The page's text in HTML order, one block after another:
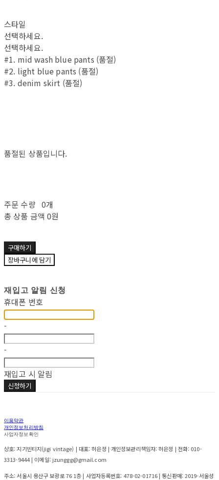
스타일
선택하세요.
선택하세요.
#1. mid wash blue pants (품절)
#2. light blue pants (품절)
#3. denim skirt (품절)
품절된 상품입니다.
주문 수량 0개
총 상품 금액 0원
구매하기
장바구니에 담기
재입고 알림 신청
휴대폰 번호
-
-
재입고 시 알림
신청하기
이용약관
개인정보처리방침
사업자정보확인
상호: 지기빈티지(jigi vintage) | 대표: 허은정 | 개인정보관리책임자: 허은정 | 전화: 010-
3313-9444 | 이메일: jzunggg@gmail.com
주소: 서울시 용산구 보광로 76 1층 | 사업자등록번호: 478-02-01716| 통신판매:2019-서울성